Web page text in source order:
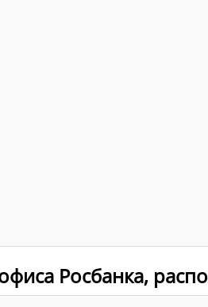
Росбанка,